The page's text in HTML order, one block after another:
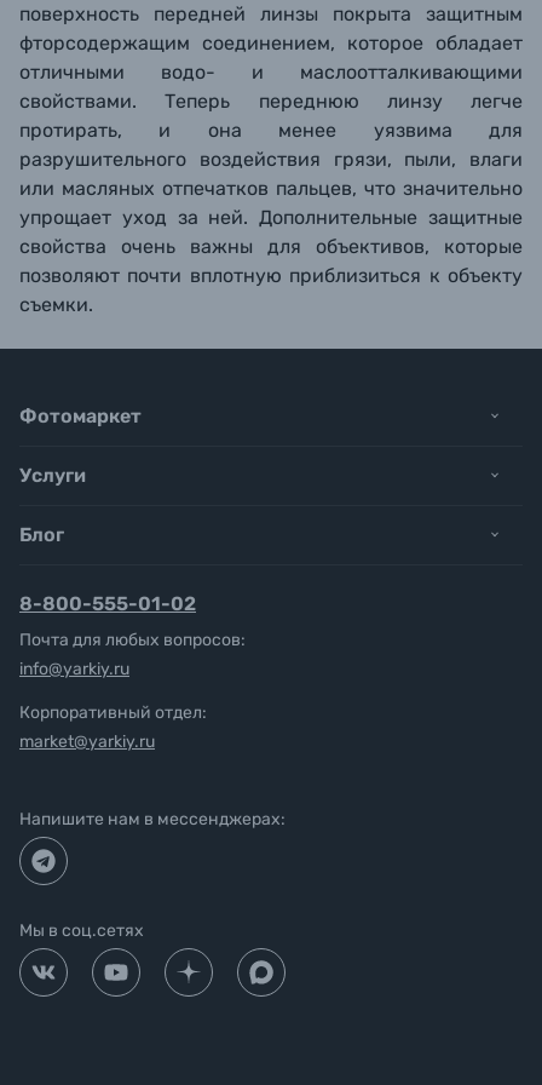
поверхность передней линзы покрыта защитным
фторсодержащим соединением, которое обладает
отличными водо- и маслоотталкивающими
свойствами. Теперь переднюю линзу легче
протирать, и она менее уязвима для
разрушительного воздействия грязи, пыли, влаги
или масляных отпечатков пальцев, что значительно
упрощает уход за ней. Дополнительные защитные
свойства очень важны для объективов, которые
позволяют почти вплотную приблизиться к объекту
съемки.
Фотомаркет
Услуги
Блог
8-800-555-01-02
Почта для любых вопросов:
info@yarkiy.ru
Корпоративный отдел:
market@yarkiy.ru
Напишите нам в мессенджерах:
Мы в соц.сетях